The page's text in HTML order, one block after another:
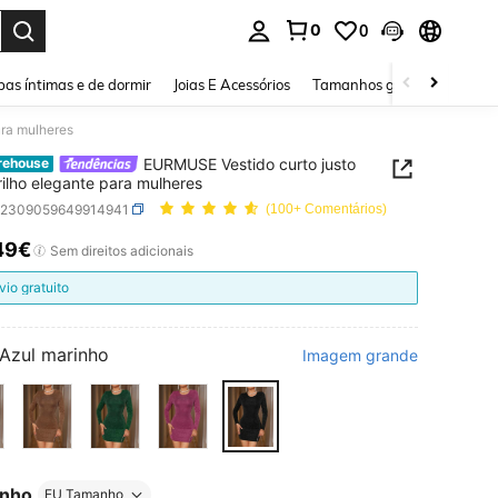
0 0
íntimas e de dormir Joias E Acessórios Tamanhos grandes
mulheres
EURMUSE Vestido curto justo
elegante para mulheres
(100+ Comentários)
AND AVAILABILITY
Sem direitos adicionais
gratuito
Azul marinho Imagem grande
EU Tamanho